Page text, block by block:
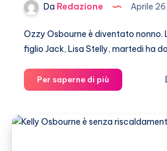
Da Redazione Aprile
Ozzy Osbourne è diventato nonno.
figlio Jack, Lisa Stelly, martedi ha
Per saperne di più
Osbourne
diventato